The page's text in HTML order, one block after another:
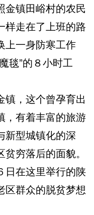
金镇田峪村的农民
样走在了上班的路
上一身防寒工作
毯”的８小时工
，这个曾孕育出
，有着丰富的旅游
新型城镇化的深
穷落后的面貌。
日在这里举行的陕
区群众的脱贫梦想